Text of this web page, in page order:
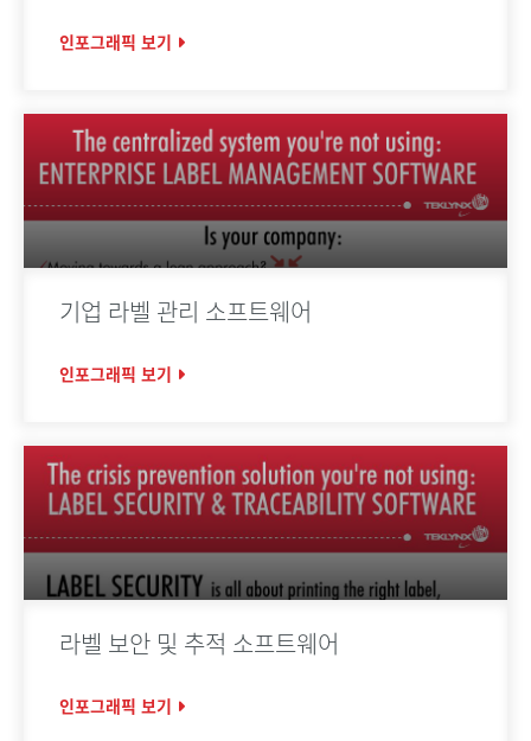
인포그래픽 보기
기업 라벨 관리 소프트웨어
인포그래픽 보기
라벨 보안 및 추적 소프트웨어
인포그래픽 보기